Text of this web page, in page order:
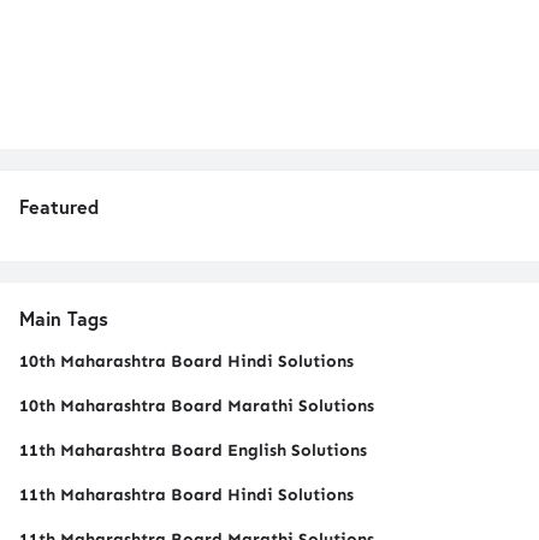
Featured
Main Tags
10th Maharashtra Board Hindi Solutions
10th Maharashtra Board Marathi Solutions
11th Maharashtra Board English Solutions
11th Maharashtra Board Hindi Solutions